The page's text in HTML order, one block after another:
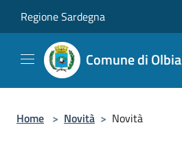
Regione Sardegna
Comune di Olbia
Home > Novità > Novità